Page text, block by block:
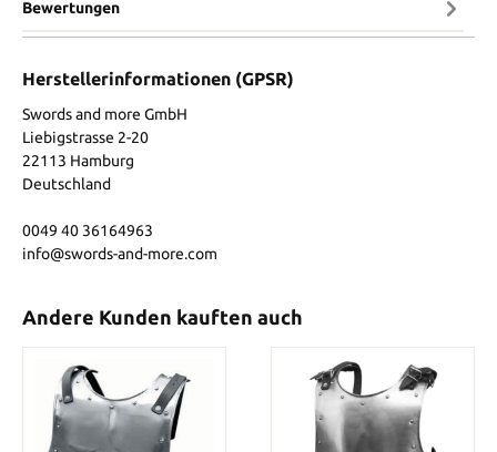
Bewertungen
Herstellerinformationen (GPSR)
Swords and more GmbH
Liebigstrasse 2-20
22113 Hamburg
Deutschland
0049 40 36164963
info@swords-and-more.com
Andere Kunden kauften auch